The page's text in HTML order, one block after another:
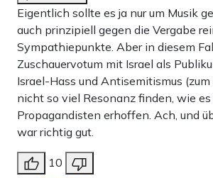
Eigentlich sollte es ja nur um Musik
auch prinzipiell gegen die Vergabe
Sympathiepunkte. Aber in diesem
Zuschauervotum mit Israel als
Israel-Hass und Antisemitismus (zum
nicht so viel Resonanz finden, wie
Propagandisten erhoffen. Ach, und
war richtig gut.
10